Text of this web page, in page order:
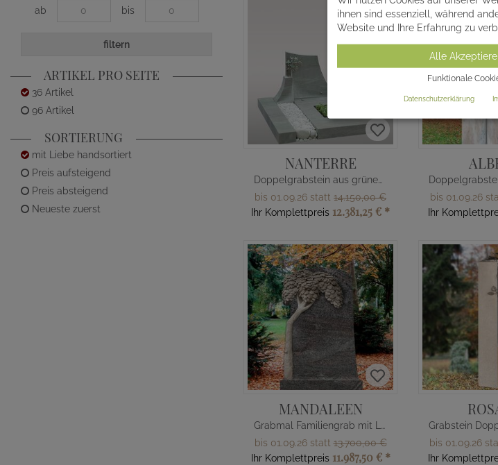
NANTERRE
Doppelgrabstein aus grünem Granit
bis 01.09.26 statt 14.150,00 €
Ihr Komplettpreis 12.381,25 € *
bis 01.09.26
Ihr
MANDALEEN
Grabmal Familiengrab mit Lebensbaum
bis 01.09.26 statt13.700,00 €
Ihr Komplettpreis 11.987,50 € *
bis 01.09.26
Ihr
ab bis
filtern
ARTIKEL PRO SEITE
36 Artikel
96 Artikel
SORTIERUNG
mit Liebe handsortiert
Preis aufsteigend
Preis absteigend
Neueste zuerst
ihnen sind essenziell, während
Website und Ihre Erfahrung zu
Alle
Funktionale
Datenschutzerklärung